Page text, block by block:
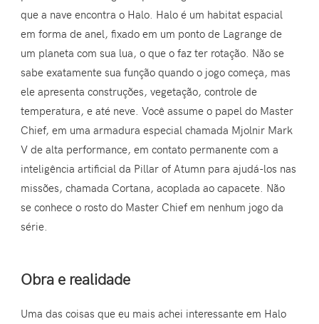
que a nave encontra o Halo. Halo é um habitat espacial
em forma de anel, fixado em um ponto de Lagrange de
um planeta com sua lua, o que o faz ter rotação. Não se
sabe exatamente sua função quando o jogo começa, mas
ele apresenta construções, vegetação, controle de
temperatura, e até neve. Você assume o papel do Master
Chief, em uma armadura especial chamada Mjolnir Mark
V de alta performance, em contato permanente com a
inteligência artificial da Pillar of Atumn para ajudá-los nas
missões, chamada Cortana, acoplada ao capacete. Não
se conhece o rosto do Master Chief em nenhum jogo da
série.
Obra e realidade
Uma das coisas que eu mais achei interessante em Halo